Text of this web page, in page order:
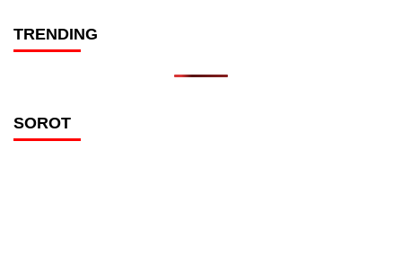
TRENDING
SOROT